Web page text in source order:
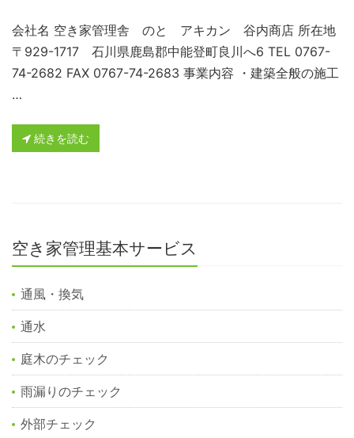
会社名 空き家管理舎 のと アキカン 谷内商店 所在地
〒929-1717 石川県鹿島郡中能登町良川へ6 TEL 0767-
74-2682 FAX 0767-74-2683 事業内容 ・建築全般の施工
…
続きを読む
空き家管理基本サービス
通風・換気
通水
庭木のチェック
雨漏りのチェック
外部チェック